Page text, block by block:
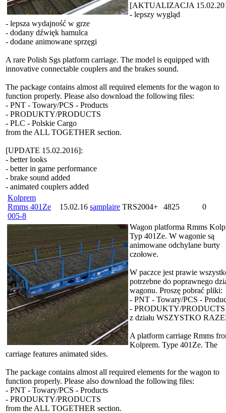
[AKTUALIZACJA
- lepszy wygląd
- lepsza wydajność w grze
- dodany dźwięk hamulca
- dodane animowane sprzęgi
A rare Polish Sgs platform carriage. The model is equipped with
innovative connectable couplers and the brakes sound.
The package contains almost all required elements for the wagon to
function properly. Please also download the following files:
- PNT - Towary/PCS - Products
- PRODUKTY/PRODUCTS
- PLC - Polskie Cargo
from the ALL TOGETHER section.
[UPDATE 15.02.2016]:
- better looks
- better in game performance
- brake sound added
- animated couplers added
Kolprem
Rmms 401Ze
005-8
15.02.16 samplaire TRS2004+ 4825 0
Wagon platforma Rmms
Typ 401Ze. W wagonie są
animowane odchylane burty
czołowe.
W paczce jest prawie
potrzebne do poprawnego
wagonu. Proszę pobrać pliki:
- PNT - Towary/PCS -
- PRODUKTY/PRODUCTS
z działu WSZYSTKO
A platform carriage Rmms
Kolprem. Type 401Ze. The
carriage features animated sides.
The package contains almost all required elements for the wagon to
function properly. Please also download the following files:
- PNT - Towary/PCS - Products
- PRODUKTY/PRODUCTS
from the ALL TOGETHER section.